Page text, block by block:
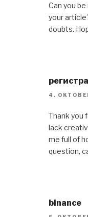
Can you
your
doubts.
4.
Thank you
lack
me full of
question,
binance